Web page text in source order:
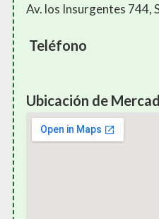
Av. los Insurgentes 744,
Teléfono
Ubicación de